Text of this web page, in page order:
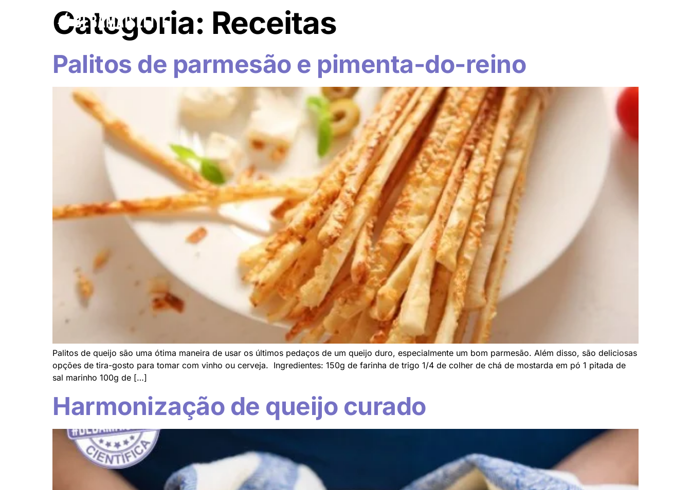
Categoria: Receitas
Palitos de parmesão e pimenta-do-reino
Palitos de queijo são uma ótima maneira de usar os últimos pedaços de um queijo duro, especialmente um bom parmesão. Além disso, são deliciosas
opções de tira-gosto para tomar com vinho ou cerveja. Ingredientes: 150g de farinha de trigo 1/4 de colher de chá de mostarda em pó 1 pitada de
sal marinho 100g de […]
Harmonização de queijo curado